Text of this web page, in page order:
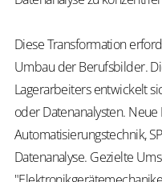
Diese Transformation
Umbau der Berufsbilder.
Lagerarbeiters entwickelt
oder Datenanalysten.
Automatisierungstechnik,
Datenanalyse. Gezielte